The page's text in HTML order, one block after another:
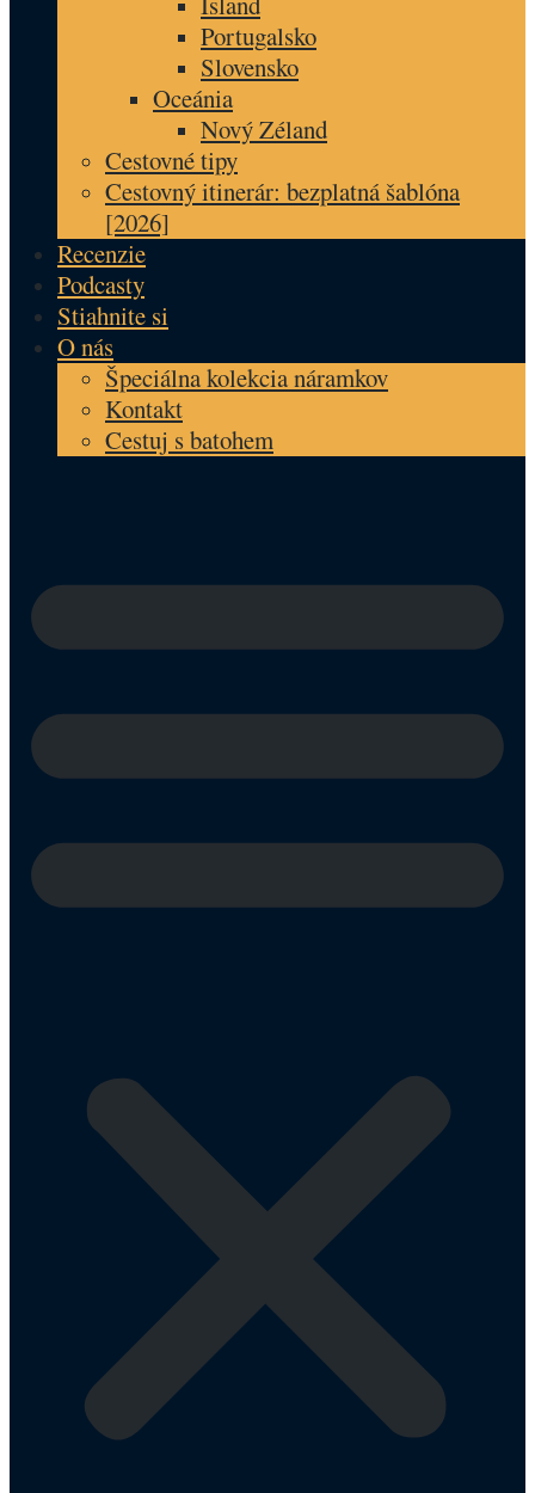
Portugalsko
Slovensko
Oceánia
Nový Zéland
Cestovné tipy
Cestovný itinerár: bezplatná šablóna
[2026]
Recenzie
Podcasty
Stiahnite si
O nás
Špeciálna kolekcia náramkov
Kontakt
Cestuj s batohem